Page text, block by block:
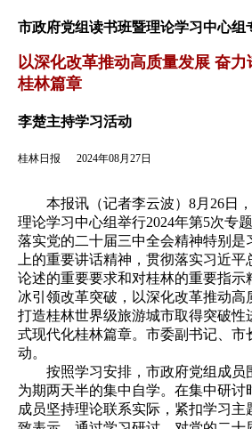
2024年08月
市政府党组读书班暨理论学习中心组
以深化改革推动高质量发展 奋
桂林篇章
李楚主持学习活动
桂林日报 2024年08月27日
本报讯（记者李云波）8月26日，
理论学习中心组举行2024年第5次专
落实党的二十届三中全会精神特别是
上的重要讲话精神，贯彻落实习近
论述的重要要求和对桂林的重要指示
冰引领改革突破，以深化改革推动高
打造桂林世界级旅游城市取得突破性
式现代化桂林篇章。市委副书记、市
动。
按照学习安排，市政府党组成员
为期两天半的集中自学。在集中研讨
成员坚持理论联系实际，紧扣学习主